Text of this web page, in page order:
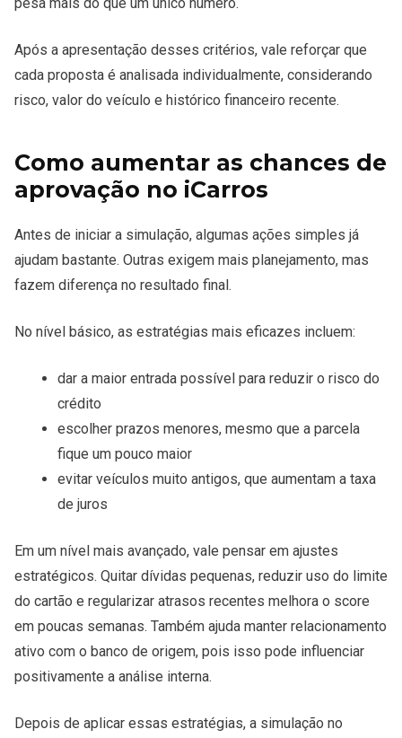
Após a apresentação desses critérios, vale reforçar que
cada proposta é analisada individualmente, considerando
risco, valor do veículo e histórico financeiro recente.
Como aumentar as chances de
aprovação no iCarros
Antes de iniciar a simulação, algumas ações simples já
ajudam bastante. Outras exigem mais planejamento, mas
fazem diferença no resultado final.
No nível básico, as estratégias mais eficazes incluem:
dar a maior entrada possível para reduzir o risco do
crédito
escolher prazos menores, mesmo que a parcela
fique um pouco maior
evitar veículos muito antigos, que aumentam a taxa
de juros
Em um nível mais avançado, vale pensar em ajustes
estratégicos. Quitar dívidas pequenas, reduzir uso do limite
do cartão e regularizar atrasos recentes melhora o score
em poucas semanas. Também ajuda manter relacionamento
ativo com o banco de origem, pois isso pode influenciar
positivamente a análise interna.
Depois de aplicar essas estratégias, a simulação no